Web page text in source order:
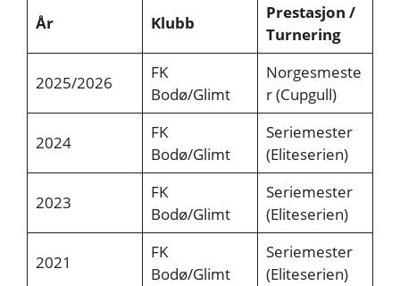
År Klubb
Prestasjon /
Turnering
2025/2026
FK
Bodø/Glimt
Norgesmeste
r (Cupgull)
2024
FK
Bodø/Glimt
Seriemester
(Eliteserien)
2023
FK
Bodø/Glimt
Seriemester
(Eliteserien)
2021
FK
Bodø/Glimt
Seriemester
(Eliteserien)